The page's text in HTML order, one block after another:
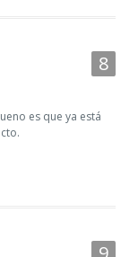
es que ya está